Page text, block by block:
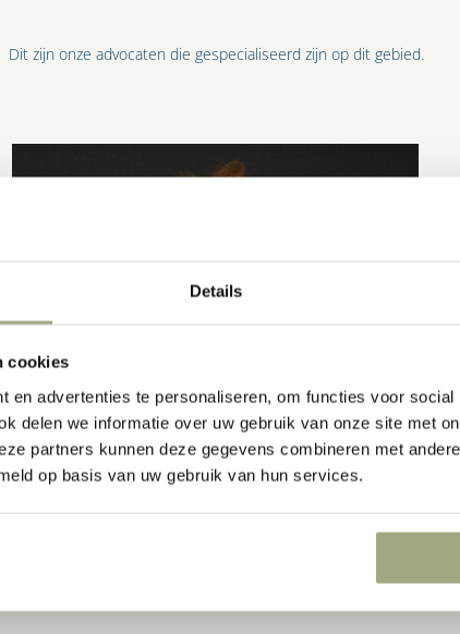
Details
cookies
en advertenties te personaliseren, om functies voor
delen we informatie over uw gebruik van onze site met
partners kunnen deze gegevens combineren met
op basis van uw gebruik van hun services.
Dit zijn onze advocaten die gespecialiseerd zijn op dit gebied.